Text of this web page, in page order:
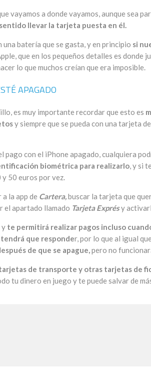
vayamos a donde vayamos, aunque sea
llevar la tarjeta puesta en él.
batería que se gasta, y en principio si
que en los pequeños detalles es donde
lo que muchos creían que era imposible.
APAGADO
es muy importante recordar que esto es
y siempre que se pueda con una tarjeta
con el iPhone apagado, cualquiera
biométrica para realizarlo, y si
y 50 euros por vez.
la app de Cartera,buscar la tarjeta que
el apartado llamado Tarjeta Exprésy
y te permitirá realizar pagos incluso
que responder, por lo que al igual
de que se apague,pero no
de transporte y otras tarjetas de
tu dinero en juego y te puede salvar de